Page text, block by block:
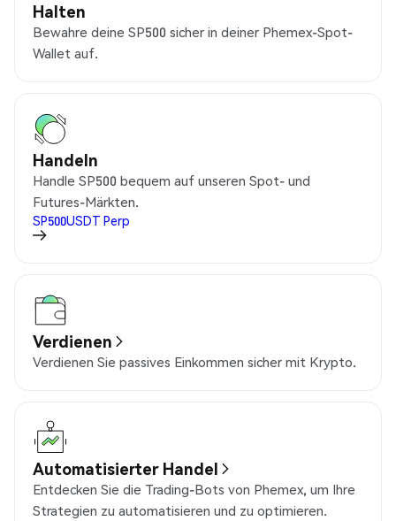
Halten
Bewahre deine SP500 sicher in deiner Phemex-Spot-
Wallet auf.
Handeln
Handle SP500 bequem auf unseren Spot- und
Futures-Märkten.
SP500USDT Perp
Verdienen
Verdienen Sie passives Einkommen sicher mit Krypto.
Automatisierter Handel
Entdecken Sie die Trading-Bots von Phemex, um Ihre
Strategien zu automatisieren und zu optimieren.